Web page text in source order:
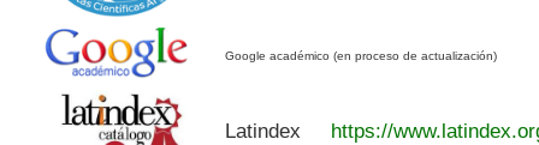
Google académico (en proceso de actualización)
Latindex https://